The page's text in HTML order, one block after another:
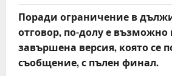
Поради ограничение в
отговор, по-долу е възможно
завършена версия, която се
съобщение, с пълен финал.